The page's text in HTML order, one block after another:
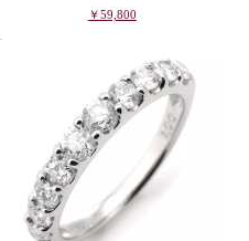
￥59,800